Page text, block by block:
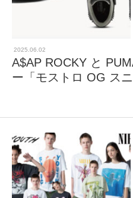
ション
クト
SOCIAL
2025.06.02
A$AP ROCKY と
ー「モストロ OG ス